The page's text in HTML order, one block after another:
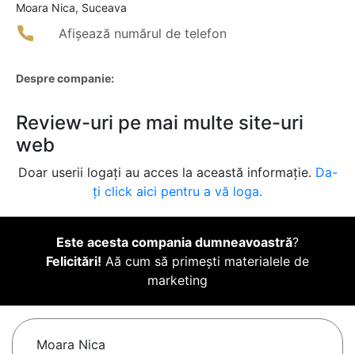
Moara Nica, Suceava
Afișează numărul de telefon
Despre companie:
Review-uri pe mai multe site-uri
web
Doar userii logați au acces la această informație. Da-
ți click aici pentru a vă loga.
Este acesta compania dumneavoastră?
Felicitări! Aă cum să primești materialele de
marketing
Moara Nica